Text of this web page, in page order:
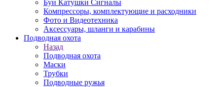
Буи Катушки Сигналы
Компрессоры, комплектующие и расходники
Фото и Видеотехника
Аксессуары, шланги и карабины
Подводная охота
Назад
Подводная охота
Маски
Трубки
Подводные ружья